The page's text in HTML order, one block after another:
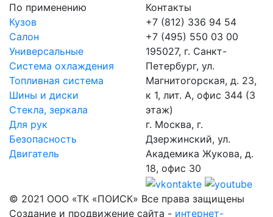
По применению
Кузов
Салон
Универсальные
Система охлаждения
Топливная система
Шины и диски
Стекла, зеркала
Для рук
Безопасность
Двигатель
Контакты
+7 (812) 336 94 54
+7 (495) 550 03 00
195027, г. Санкт-
Петербург, ул.
Магнитогорская, д. 23,
к 1, лит. А, офис 344 (3
этаж)
г. Москва, г.
Дзержинский, ул.
Академика Жукова, д.
18, офис 30
© 2021 ООО «ТК «ПОИСК» Все права защищены
Создание и продвижение сайта - интернет-